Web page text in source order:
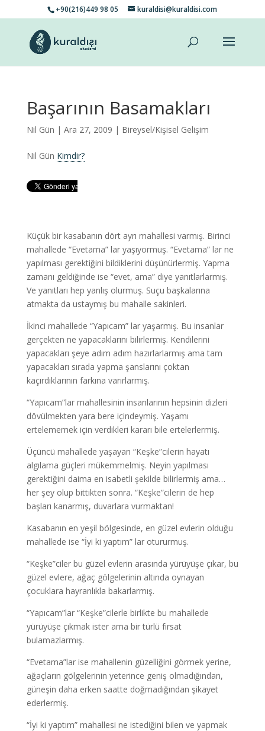
+90(216)449 98 05 kuraldisi@kuraldisi.com
Başarının Basamakları
Nil Gün | Ara 27, 2009 | Bireysel/Kişisel Gelişim
Nil Gün Kimdir?
Küçük bir kasabanın dört ayrı mahallesi varmış. Birinci
mahallede “Evetama” lar yaşıyormuş. “Evetama” lar ne
yapılması gerektiğini bildiklerini düşünürlermiş. Yapma
zamanı geldiğinde ise “evet, ama” diye yanıtlarlarmış.
Ve yanıtları hep yanlış olurmuş. Suçu başkalarına
atmakta da ustaymış bu mahalle sakinleri.
İkinci mahallede “Yapıcam” lar yaşarmış. Bu insanlar
gerçekten ne yapacaklarını bilirlermiş. Kendilerini
yapacakları şeye adım adım hazırlarlarmış ama tam
yapacakları sırada yapma şanslarını çoktan
kaçırdıklarının farkına varırlarmış.
“Yapıcam”lar mahallesinin insanlarının hepsinin dizleri
dövülmekten yara bere içindeymiş. Yaşamı
ertelememek için verdikleri kararı bile ertelerlermiş.
Üçüncü mahallede yaşayan “Keşke”cilerin hayatı
algılama güçleri mükemmelmiş. Neyin yapılması
gerektiğini daima en isabetli şekilde bilirlermiş ama…
her şey olup bittikten sonra. “Keşke”cilerin de hep
başları kanarmış, duvarlara vurmaktan!
Kasabanın en yeşil bölgesinde, en güzel evlerin olduğu
mahallede ise “İyi ki yaptım” lar otururmuş.
“Keşke”ciler bu güzel evlerin arasında yürüyüşe çıkar, bu
güzel evlere, ağaç gölgelerinin altında oynayan
çocuklara hayranlıkla bakarlarmış.
“Yapıcam”lar “Keşke”cilerle birlikte bu mahallede
yürüyüşe çıkmak ister ama bir türlü fırsat
bulamazlarmış.
“Evetama”lar ise mahallenin güzelliğini görmek yerine,
ağaçların gölgelerinin yeterince geniş olmadığından,
güneşin daha erken saatte doğmadığından şikayet
ederlermiş.
“İyi ki yaptım” mahallesi ne istediğini bilen ve yapmak